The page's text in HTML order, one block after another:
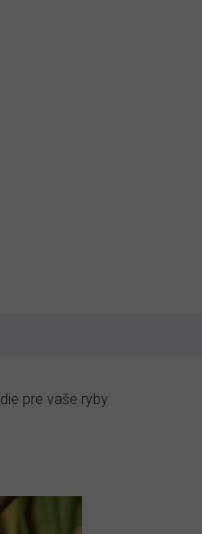
pre vaše ryby